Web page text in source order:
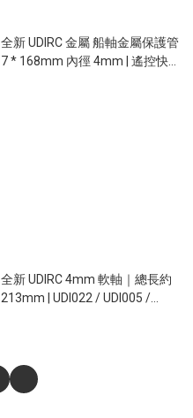
全新 UDIRC 金屬 船軸金屬保護管
7 * 168mm 內徑 4mm | 遙控快
全新 UDIRC 4mm 軟軸｜總長約
213mm | UDI022 / UDI005 /